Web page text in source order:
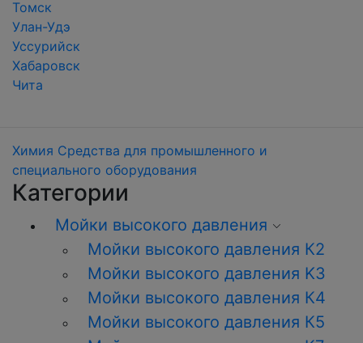
Томск
Улан-Удэ
Уссурийск
Хабаровск
Чита
Химия Средства для промышленного и
специального оборудования
Категории
Мойки высокого давления
Мойки высокого давления К2
Мойки высокого давления K3
Мойки высокого давления К4
Мойки высокого давления К5